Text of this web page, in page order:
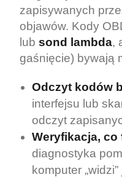
zapisywanych
objawów. Kody
lub sond lambda,
gaśnięcie) bywają
Odczyt kodów
interfejsu lub
odczyt
Weryfikacja,
diagnostyka
komputer